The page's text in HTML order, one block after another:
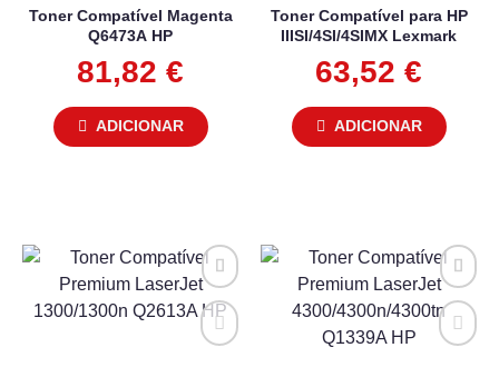
Toner Compatível Magenta
Q6473A HP
81,82 €
ADICIONAR
Toner Compatível para HP
IIISI/4SI/4SIMX Lexmark
63,52 €
ADICIONAR